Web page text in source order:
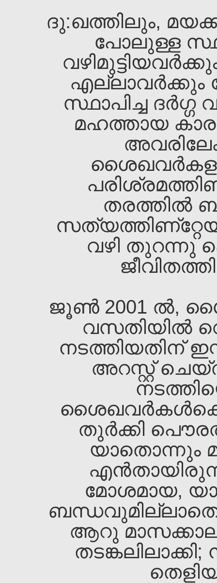
ദു:ഖത്തിലും,
പോലുള്ള
എല്ലാവര്‍ക്കും
സ്ഥാപിച്ച
മഹത്തായ
തരത്തില്‍
വഴി തുറന്നു
ജൂണ്‍ 2001 ല്‍,
വസതിയില്‍
നടത്തിയതിന്‌
അറസ്റ്റ്‌
തുര്‍ക്കി
യാതൊന്നും
മോശമായ,
ആറു